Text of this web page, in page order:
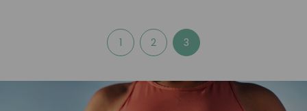
1 2 3